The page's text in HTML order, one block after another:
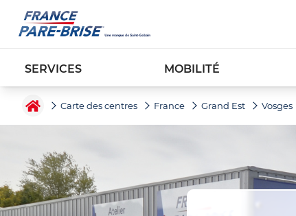
SERVICES MOBILITÉ
Carte des centres France Grand Est Vosges